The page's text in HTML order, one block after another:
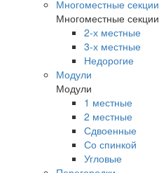
Многоместные секции
Многоместные секции
2-х местные
3-х местные
Недорогие
Модули
Модули
1 местные
2 местные
Сдвоенные
Со спинкой
Угловые